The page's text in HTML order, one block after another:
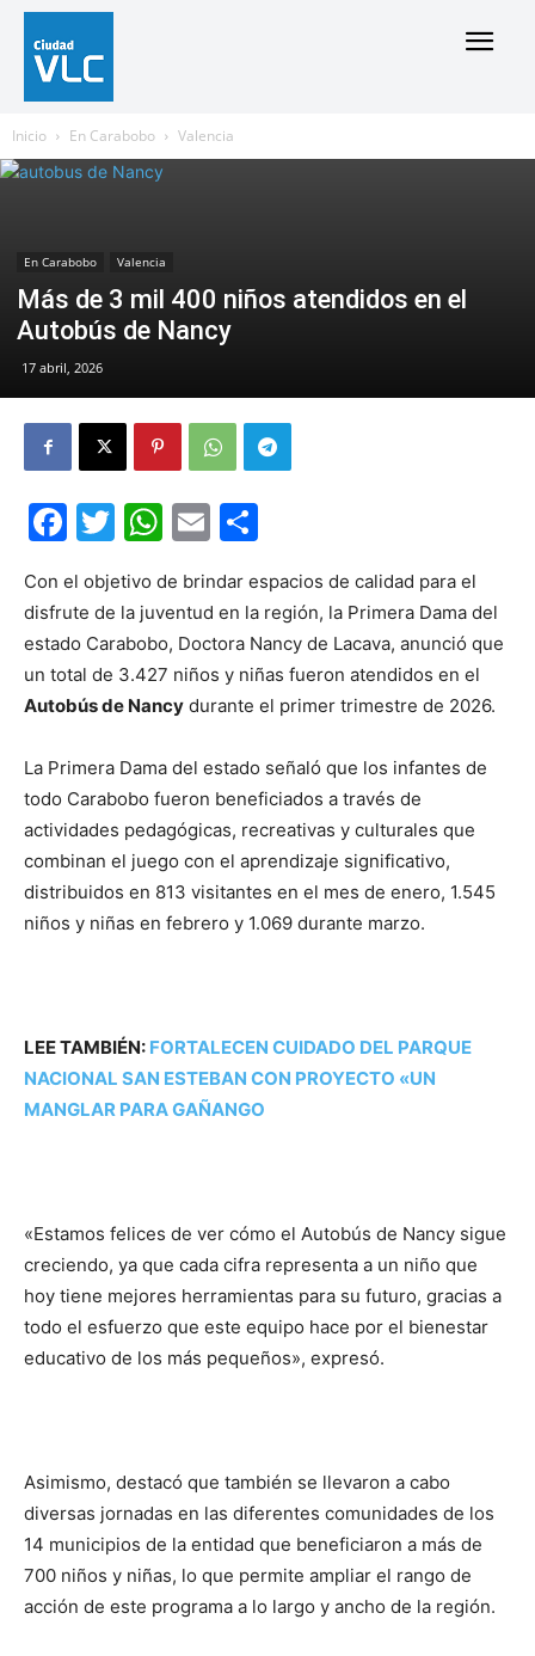
Inicio En Carabobo Valencia
En Carabobo Valencia
Más de 3 mil 400 niños atendidos en el
Autobús de Nancy
17 abril, 2026
Facebook
Twitter
WhatsApp
Email
Con el objetivo de brindar espacios de calidad para el
disfrute de la juventud en la región, la Primera Dama del
estado Carabobo, Doctora Nancy de Lacava, anunció que
un total de 3.427 niños y niñas fueron atendidos en el
Autobús de Nancy durante el primer trimestre de 2026.
La Primera Dama del estado señaló que los infantes de
todo Carabobo fueron beneficiados a través de
actividades pedagógicas, recreativas y culturales que
combinan el juego con el aprendizaje significativo,
distribuidos en 813 visitantes en el mes de enero, 1.545
niños y niñas en febrero y 1.069 durante marzo.
LEE TAMBIÉN: FORTALECEN CUIDADO DEL PARQUE
NACIONAL SAN ESTEBAN CON PROYECTO «UN
MANGLAR PARA GAÑANGO
«Estamos felices de ver cómo el Autobús de Nancy sigue
creciendo, ya que cada cifra representa a un niño que
hoy tiene mejores herramientas para su futuro, gracias a
todo el esfuerzo que este equipo hace por el bienestar
educativo de los más pequeños», expresó.
Asimismo, destacó que también se llevaron a cabo
diversas jornadas en las diferentes comunidades de los
14 municipios de la entidad que beneficiaron a más de
700 niños y niñas, lo que permite ampliar el rango de
acción de este programa a lo largo y ancho de la región.